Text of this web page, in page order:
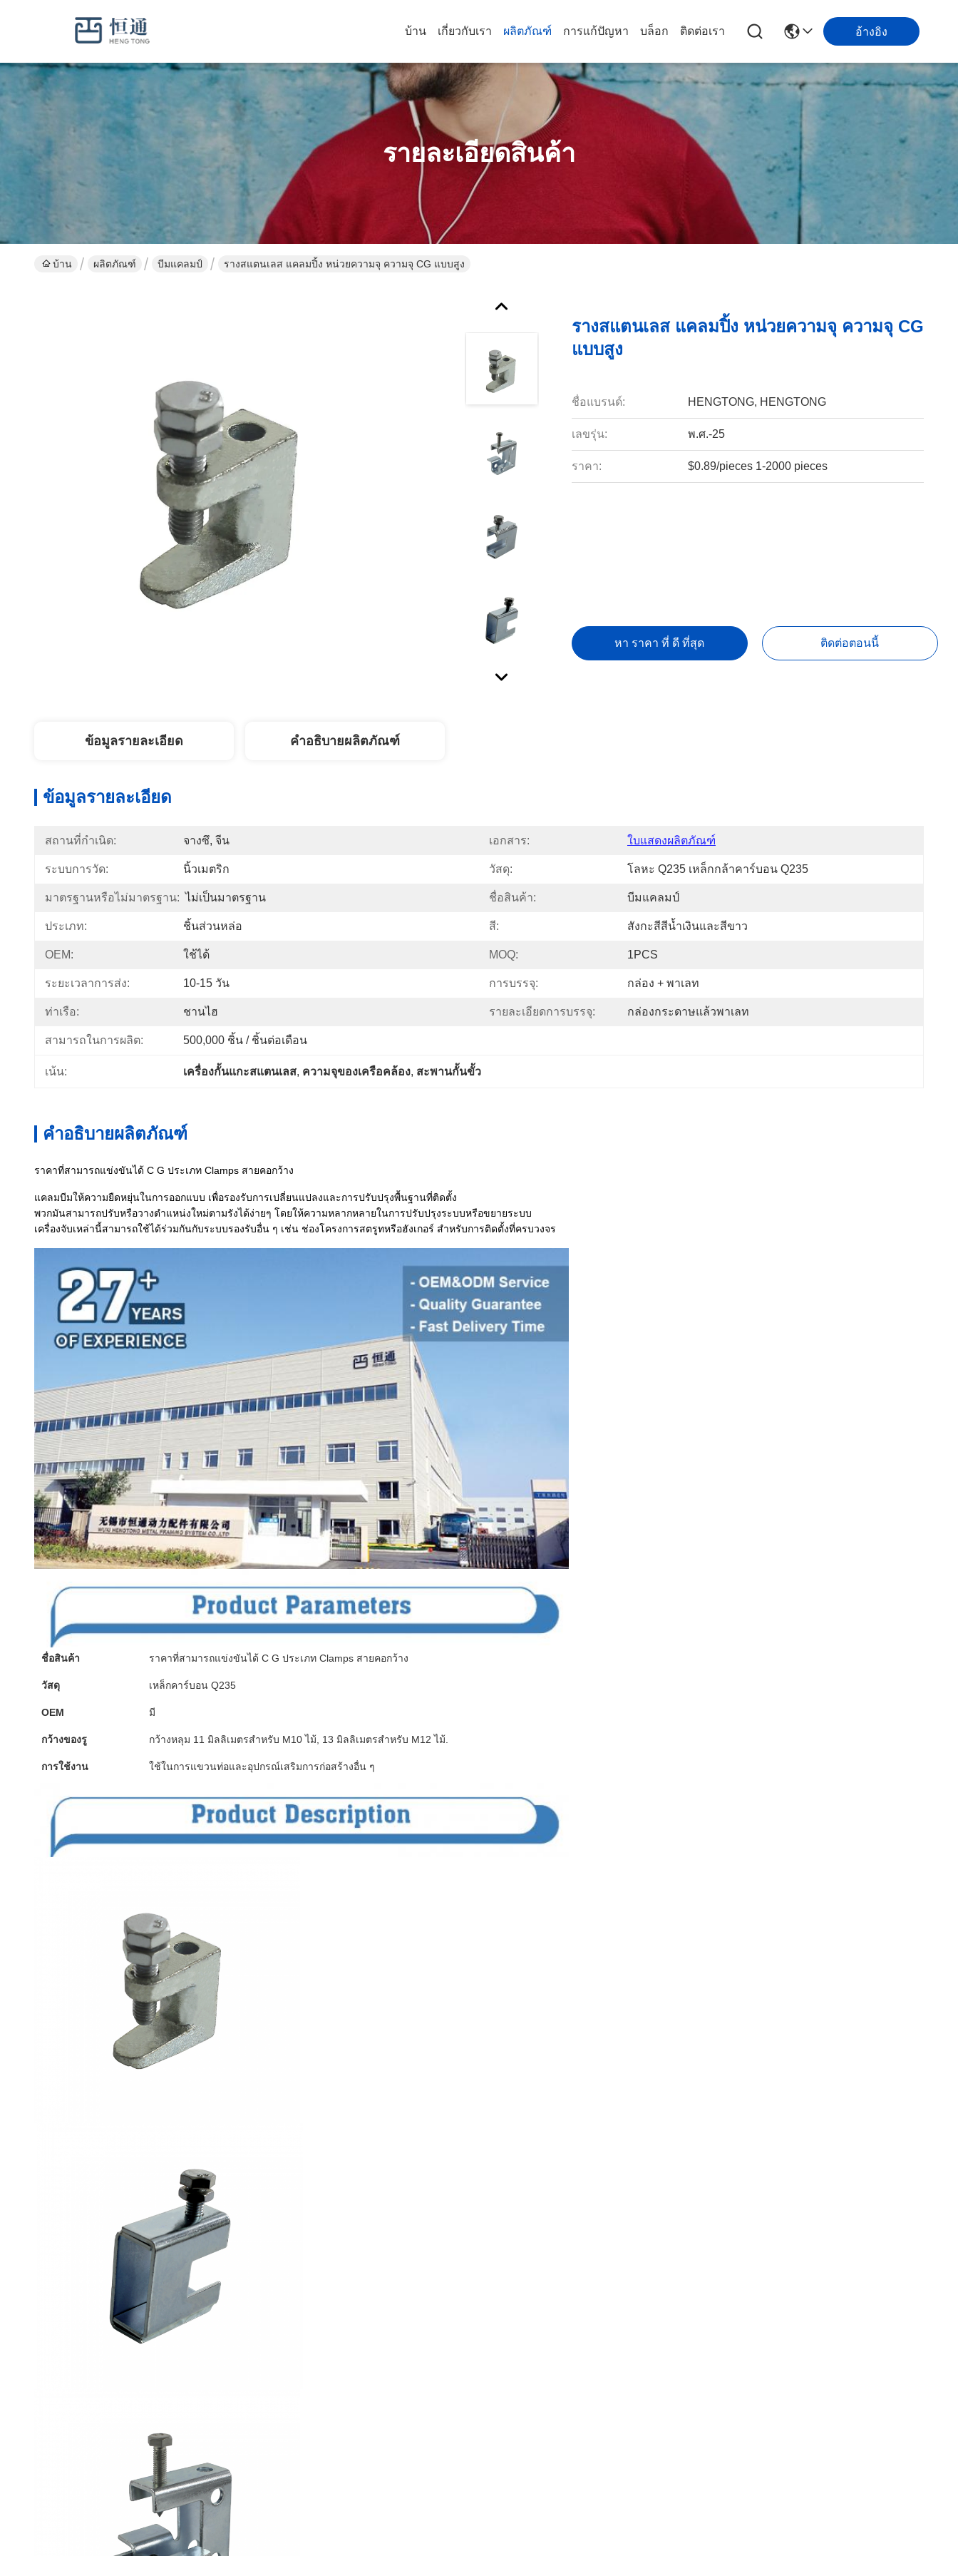
บ้าน เกี่ยวกับเรา ผลิตภัณฑ์ การแก้ปัญหา บล็อก ติดต่อเรา อ้างอิง
รายละเอียดสินค้า
บ้าน ผลิตภัณฑ์ บีมแคลมป์ รางสแตนเลส แคลมปิ้ง หน่วยความจุ ความจุ CG แบบสูง
รางสแตนเลส แคลมปิ้ง หน่วยความจุ ความจุ CG
แบบสูง
ชื่อแบรนด์: HENGTONG, HENGTONG
เลขรุ่น: พ.ศ.-25
ราคา: $0.89/pieces 1-2000 pieces
หา ราคา ที่ ดี ที่สุด ติดต่อตอนนี้
ข้อมูลรายละเอียด คำอธิบายผลิตภัณฑ์
ข้อมูลรายละเอียด
สถานที่กำเนิด: จางซึ, จีน เอกสาร: ใบแสดงผลิตภัณฑ์
ระบบการวัด: นิ้วเมตริก วัสดุ: โลหะ Q235 เหล็กกล้าคาร์บอน Q235
มาตรฐานหรือไม่มาตรฐาน: ไม่เป็นมาตรฐาน ชื่อสินค้า: บีมแคลมป์
ประเภท: ชิ้นส่วนหล่อ สี: สังกะสีสีน้ำเงินและสีขาว
OEM: ใช้ได้ MOQ: 1PCS
ระยะเวลาการส่ง: 10-15 วัน การบรรจุ: กล่อง + พาเลท
ท่าเรือ: ชานไฮ รายละเอียดการบรรจุ: กล่องกระดาษแล้วพาเลท
สามารถในการผลิต: 500,000 ชิ้น / ชิ้นต่อเดือน
เน้น: เครื่องกั้นแกะสแตนเลส, ความจุของเครือคล้อง, สะพานกั้นขั้ว
คำอธิบายผลิตภัณฑ์
ราคาที่สามารถแข่งขันได้ C G ประเภท Clamps สายคอกว้าง
แคลมบีมให้ความยืดหยุ่นในการออกแบบ เพื่อรองรับการเปลี่ยนแปลงและการปรับปรุงพื้นฐานที่ติดตั้ง
พวกมันสามารถปรับหรือวางตําแหน่งใหม่ตามรังได้ง่ายๆ โดยให้ความหลากหลายในการปรับปรุงระบบหรือขยายระบบ
เครื่องจับเหล่านี้สามารถใช้ได้ร่วมกันกับระบบรองรับอื่น ๆ เช่น ช่องโครงการสตรูทหรือฮังเกอร์ สําหรับการติดตั้งที่ครบวงจร
ชื่อสินค้า ราคาที่สามารถแข่งขันได้ C G ประเภท Clamps สายคอกว้าง
วัสดุ เหล็กคาร์บอน Q235
OEM มี
กว้างของรู กว้างหลุม 11 มิลลิเมตรสําหรับ M10 ไม้, 13 มิลลิเมตรสําหรับ M12 ไม้.
การใช้งาน ใช้ในการแขวนท่อและอุปกรณ์เสริมการก่อสร้างอื่น ๆ